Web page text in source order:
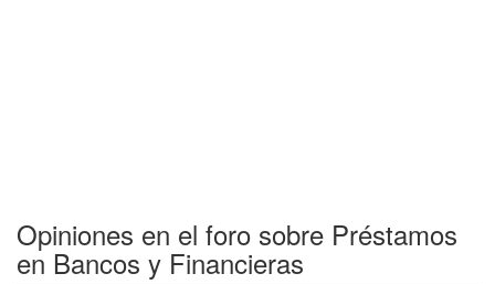
Opiniones en el foro sobre Préstamos
en Bancos y Financieras